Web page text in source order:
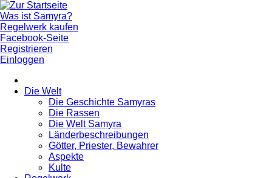
Was ist Samyra?
Regelwerk kaufen
Facebook-Seite
Registrieren
Einloggen
Die Welt
Die Geschichte Samyras
Die Rassen
Die Welt Samyra
Länderbeschreibungen
Götter, Priester, Bewahrer
Aspekte
Kulte